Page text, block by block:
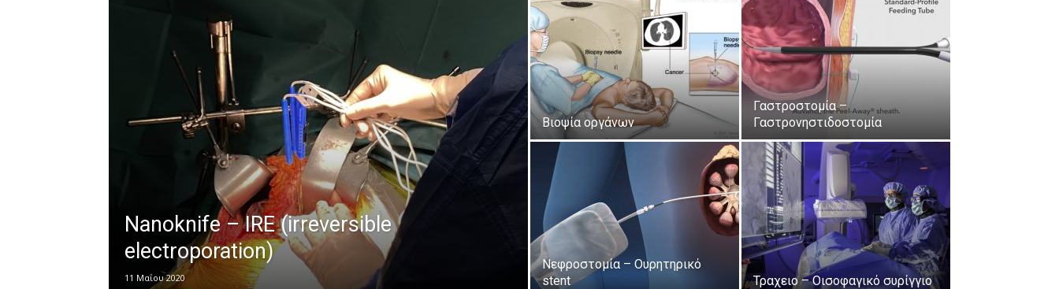
Nanoknife – IRE (irreversible
electroporation)
11 Μαΐου 2020
Βιοψία οργάνων
Γαστροστομία –
Γαστρονηστιδοστομία
Νεφροστομία – Ουρητηρικό
stent
Τραχειο – Οισοφαγικό συρίγγιο